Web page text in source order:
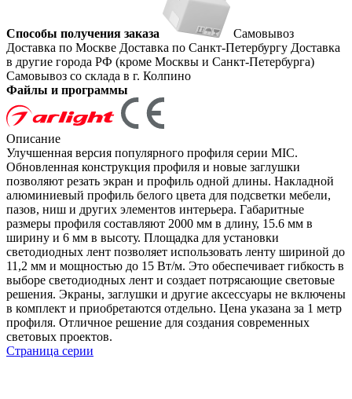
Способы получения заказа
Самовывоз
Доставка по Москве Доставка по Санкт-Петербургу Доставка
в другие города РФ (кроме Москвы и Санкт-Петербурга)
Самовывоз со склада в г. Колпино
Файлы и программы
Описание
Улучшенная версия популярного профиля серии MIC.
Обновленная конструкция профиля и новые заглушки
позволяют резать экран и профиль одной длины. Накладной
алюминиевый профиль белого цвета для подсветки мебели,
пазов, ниш и других элементов интерьера. Габаритные
размеры профиля составляют 2000 мм в длину, 15.6 мм в
ширину и 6 мм в высоту. Площадка для установки
светодиодных лент позволяет использовать ленту шириной до
11,2 мм и мощностью до 15 Вт/м. Это обеспечивает гибкость в
выборе светодиодных лент и создает потрясающие световые
решения. Экраны, заглушки и другие аксессуары не включены
в комплект и приобретаются отдельно. Цена указана за 1 метр
профиля. Отличное решение для создания современных
световых проектов.
Страница серии